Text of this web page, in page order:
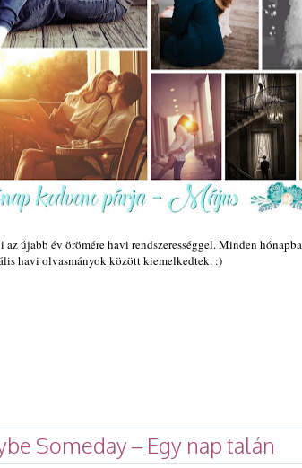
újabb év örömére havi rendszerességgel. Minden
havi olvasmányok között kiemelkedtek. :)
​Someday – Egy nap talán